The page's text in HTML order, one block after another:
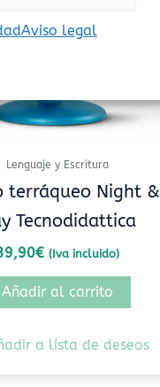
Aviso legal
Lenguaje y Escritura
terráqueo Night &
Tecnodidattica
€ (Iva incluido)
Añadir al carrito
a lista de deseos